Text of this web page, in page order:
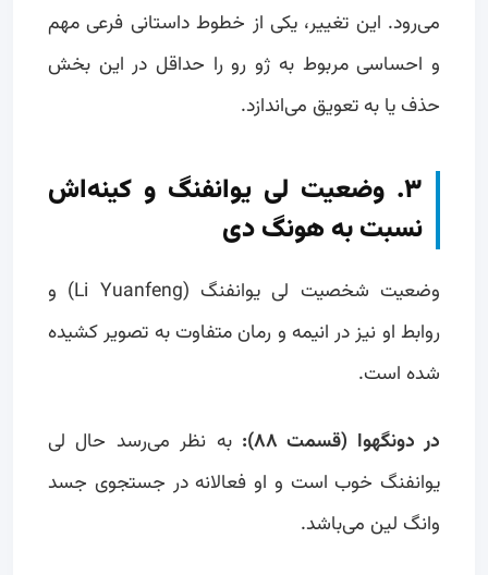
می‌رود. این تغییر، یکی از خطوط داستانی فرعی مهم
و احساسی مربوط به ژو رو را حداقل در این بخش
حذف یا به تعویق می‌اندازد.
۳. وضعیت لی یوانفنگ و کینه‌اش
نسبت به هونگ دی
وضعیت شخصیت لی یوانفنگ (Li Yuanfeng) و
روابط او نیز در انیمه و رمان متفاوت به تصویر کشیده
شده است.
در دونگهوا (قسمت ۸۸):
به نظر می‌رسد حال لی
یوانفنگ خوب است و او فعالانه در جستجوی جسد
وانگ لین می‌باشد.